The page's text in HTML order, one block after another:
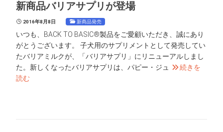
新商品バリアサプリが登場
2016年8月8日 新商品発売
いつも、BACK TO BASIC®製品をご愛顧いただき、誠にあり
がとうございます。 子犬用のサプリメントとして発売してい
たバリアミルクが、「バリアサプリ」にリニューアルしまし
た。新しくなったバリアサプリは、パピー・ジュ
続きを
読む